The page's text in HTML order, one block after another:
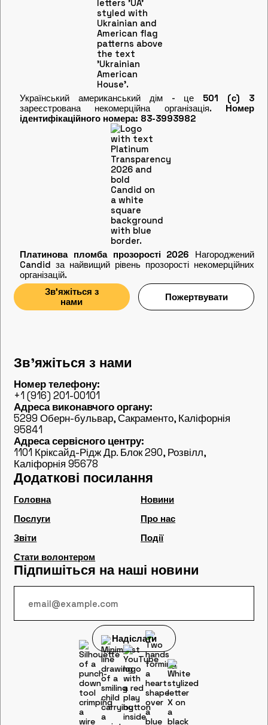
Український американський дім - це 501 (с) 3
зареєстрована некомерційна організація. Номер
ідентифікаційного номера: 83-3993982
Платинова пломба прозорості 2026 Нагороджений
Candid за найвищий рівень прозорості некомерційних
організацій.
Зв'яжіться з
нами
Пожертвувати
Зв'яжіться з нами
Номер телефону:
+1 (916) 201-00101
Адреса виконавчого органу:
5299 Оберн-бульвар, Сакраменто, Каліфорнія
95841
Адреса сервісного центру:
1101 Кріксайд-Рідж Др. Блок 290, Розвілл,
Каліфорнія 95678
Додаткові посилання
Головна
Новини
Послуги
Про нас
Звіти
Події
Стати волонтером
Підпишіться на наші новини